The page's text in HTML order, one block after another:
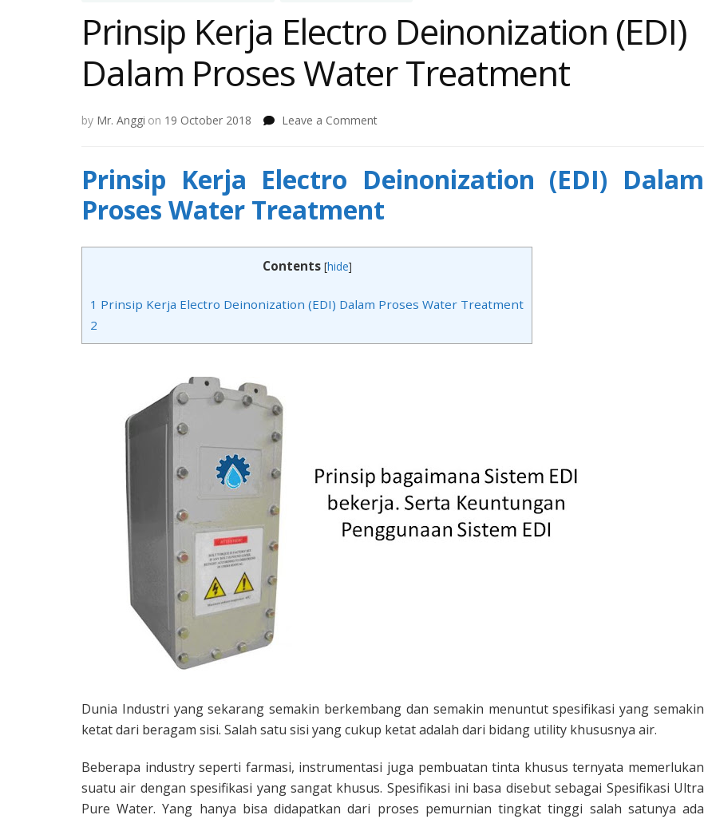
Prinsip Kerja Electro Deinonization (EDI)
Dalam Proses Water Treatment
by Mr. Anggi on 19 October 2018 Leave a Commenton
Electro
Deinonization
(EDI)
Dalam
Prinsip Kerja Electro Deinonization (EDI) Dalam
Proses Water Treatment
Contents [hide]
1 Prinsip Kerja Electro Deinonization (EDI) Dalam Proses Water Treatment
2
Dunia Industri yang sekarang semakin berkembang dan semakin menuntut spesifikasi yang semakin
ketat dari beragam sisi. Salah satu sisi yang cukup ketat adalah dari bidang utility khususnya air.
Beberapa industry seperti farmasi, instrumentasi juga pembuatan tinta khusus ternyata memerlukan
suatu air dengan spesifikasi yang sangat khusus. Spesifikasi ini basa disebut sebagai Spesifikasi Ultra
Pure Water. Yang hanya bisa didapatkan dari proses pemurnian tingkat tinggi salah satunya ada